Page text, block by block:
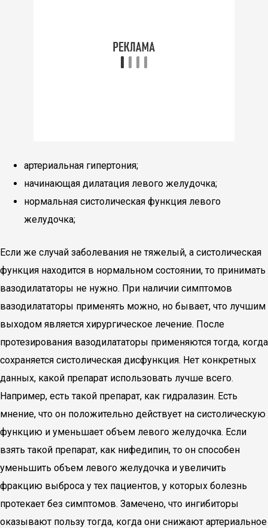
артериальная гипертония;
начинающая дилатация левого желудочка;
нормальная систолическая функция левого
желудочка;
Если же случай заболевания не тяжелый, а систолическая
функция находится в нормальном состоянии, то принимать
вазодилататоры не нужно. При наличии симптомов
вазодилататоры применять можно, но бывает, что лучшим
выходом является хирургическое лечение. После
протезирования вазодилататоры применяются тогда, когда
сохраняется систолическая дисфункция. Нет конкретных
данных, какой препарат использовать лучше всего.
Например, есть такой препарат, как гидралазин. Есть
мнение, что он положительно действует на систолическую
функцию и уменьшает объем левого желудочка. Если
взять такой препарат, как нифедипин, то он способен
уменьшить объем левого желудочка и увеличить
фракцию выброса у тех пациентов, у которых болезнь
протекает без симптомов. Замечено, что ингибиторы
оказывают пользу тогда, когда они снижают артериальное